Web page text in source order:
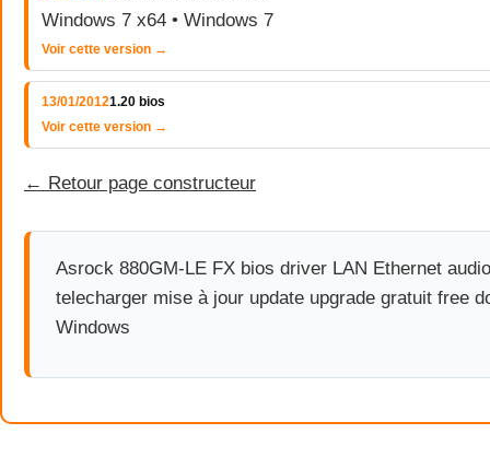
Windows 7 x64 • Windows 7
Voir cette version →
13/01/20121.20 bios
Voir cette version →
← Retour page constructeur
Asrock 880GM-LE FX bios driver LAN Ethernet
telecharger mise à jour update upgrade gratuit free
Windows